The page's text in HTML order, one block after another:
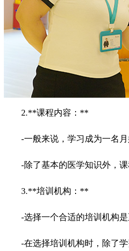
2.**课程内容：**
-一般来说，学习成为一名月
-除了基本的医学知识外，课
3.**培训机构：**
-选择一个合适的培训机构是
-在选择培训机构时，除了学